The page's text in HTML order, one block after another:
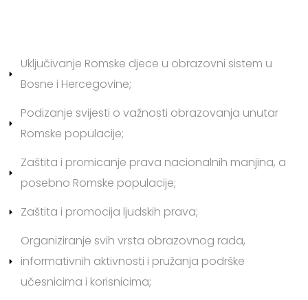
Uključivanje Romske djece u obrazovni sistem u
Bosne i Hercegovine;
Podizanje svijesti o važnosti obrazovanja unutar
Romske populacije;
Zaštita i promicanje prava nacionalnih manjina, a
posebno Romske populacije;
Zaštita i promocija ljudskih prava;
Organiziranje svih vrsta obrazovnog rada,
informativnih aktivnosti i pružanja podrške
učesnicima i korisnicima;